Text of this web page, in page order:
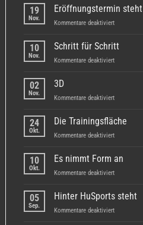
Damian
zu
19
Nov.
Eröffnungstermin steht
Kommentare deaktiviertfür
steht
10
Nov.
Schritt für Schritt
Kommentare deaktiviertfür
02
Nov.
3D
Kommentare deaktiviertfür
24
Okt.
Die Trainingsfläche
Kommentare deaktiviertfür
10
Okt.
Es nimmt Form an
Kommentare deaktiviertfür
nimmt
an
05
Sep.
Hinter HuSports steht
Kommentare deaktiviertfür